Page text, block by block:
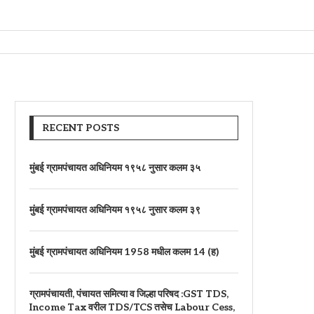
RECENT POSTS
मुंबई ग्रामपंचायत अधिनियम १९५८ नुसार कलम ३५
मुंबई ग्रामपंचायत अधिनियम १९५८ नुसार कलम ३९
मुंबई ग्रामपंचायत अधिनियम 1958 मधील कलम 14 (ह)
ग्रामपंचायती, पंचायत समित्या व जिल्हा परिषद :GST TDS,
Income Tax वरील TDS/TCS तसेच Labour Cess,